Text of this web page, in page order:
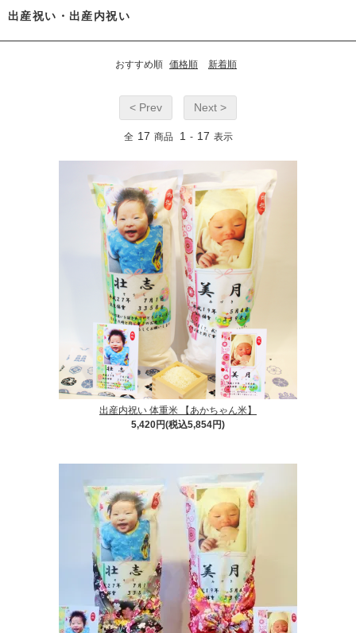
出産祝い・出産内祝い
おすすめ順 価格順 新着順
< Prev Next >
全 17 商品 1 - 17 表示
出産内祝い 体重米 【あかちゃん米】
5,420円(税込5,854円)